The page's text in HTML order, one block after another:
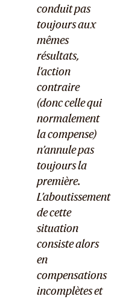
conduit pas
toujours aux
mêmes
résultats,
l’action
contraire
(donc celle qui
normalement
la compense)
n’annule pas
toujours la
première.
L’aboutissement
de cette
situation
consiste alors
en
compensations
incomplètes et